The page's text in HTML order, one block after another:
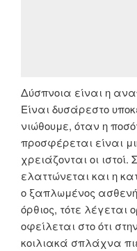
Δύσπνοια είναι η
Είναι δυσάρεστο
νιώθουμε, όταν η
προσφέρεται είναι
χρειάζονται οι
ελαττώνεται και η
ο ξαπλωμένος
όρθιος, τότε λέγεται
οφείλεται στο ότι
κοιλιακά σπλάχνα